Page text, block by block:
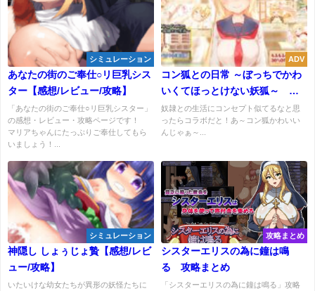
シミュレーション
あなたの街のご奉仕○リ巨乳シス
ター【感想/レビュー/攻略】
「あなたの街のご奉仕○リ巨乳シスター」
の感想・レビュー・攻略ページです！
マリアちゃんにたっぷりご奉仕してもら
いましょう！...
ADV
コン狐との日常 ～ぼっちでかわ
いくてほっとけない妖狐～
【感想/レビュー/攻略】
奴隷との生活にコンセプト似てるなと思
ったらコラボだと！あ～コン狐かわいい
んじゃぁ～...
シミュレーション
神隠し しょぅじょ贄【感想/レビ
ュー/攻略】
いたいけな幼女たちが異形の妖怪たちに
攻略まとめ
シスターエリスの為に鐘は鳴
る 攻略まとめ
「シスターエリスの為に鐘は鳴る」攻略